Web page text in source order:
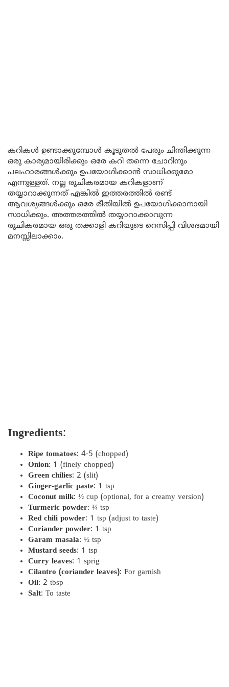
കറികൾ ഉണ്ടാക്കുമ്പോൾ കൂടുതൽ പേരും ചിന്തിക്കുന്ന
ഒരു കാര്യമായിരിക്കും ഒരേ കറി തന്നെ ചോറിനും
പലഹാരങ്ങൾക്കും ഉപയോഗിക്കാൻ സാധിക്കുമോ
എന്നുള്ളത്. നല്ല രുചികരമായ കറികളാണ്
തയ്യാറാക്കുന്നത് എങ്കിൽ ഇത്തരത്തിൽ രണ്ട്
ആവശ്യങ്ങൾക്കും ഒരേ രീതിയിൽ ഉപയോഗിക്കാനായി
സാധിക്കും. അത്തരത്തിൽ തയ്യാറാക്കാവുന്ന
രുചികരമായ ഒരു തക്കാളി കറിയുടെ റെസിപ്പി വിശദമായി
മനസ്സിലാക്കാം.
Ingredients:
Ripe tomatoes: 4-5 (chopped)
Onion: 1 (finely chopped)
Green chilies: 2 (slit)
Ginger-garlic paste: 1 tsp
Coconut milk: ½ cup (optional, for a creamy version)
Turmeric powder: ¼ tsp
Red chili powder: 1 tsp (adjust to taste)
Coriander powder: 1 tsp
Garam masala: ½ tsp
Mustard seeds: 1 tsp
Curry leaves: 1 sprig
Cilantro (coriander leaves): For garnish
Oil: 2 tbsp
Salt: To taste